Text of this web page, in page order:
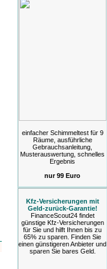
einfacher Schimmeltest für 9
Räume, ausführliche
Gebrauchsanleitung,
Musterauswertung, schnelles
Ergebnis
nur 99 Euro
Kfz-Versicherungen mit
Geld-zurück-Garantie!
FinanceScout24 findet
günstige Kfz-Versicherungen
für Sie und hilft Ihnen bis zu
65% zu sparen. Finden Sie
einen günstigeren Anbieter und
sparen Sie bares Geld.